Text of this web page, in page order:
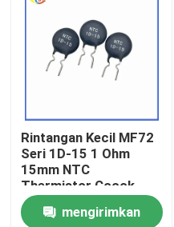
Tentang Kami
Kontrol Kualitas
Hubungi Kami
Rintangan Kecil MF72
Seri 1D-15 1 Ohm
15mm NTC
Thermistor Cocok
Untuk Menghidupkan
Adaptor Daya
mengirimkan